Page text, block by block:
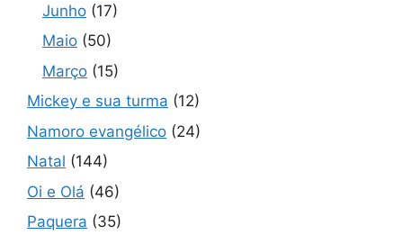
Junho (17)
Maio (50)
Março (15)
Mickey e sua turma (12)
Namoro evangélico (24)
Natal (144)
Oi e Olá (46)
Paquera (35)